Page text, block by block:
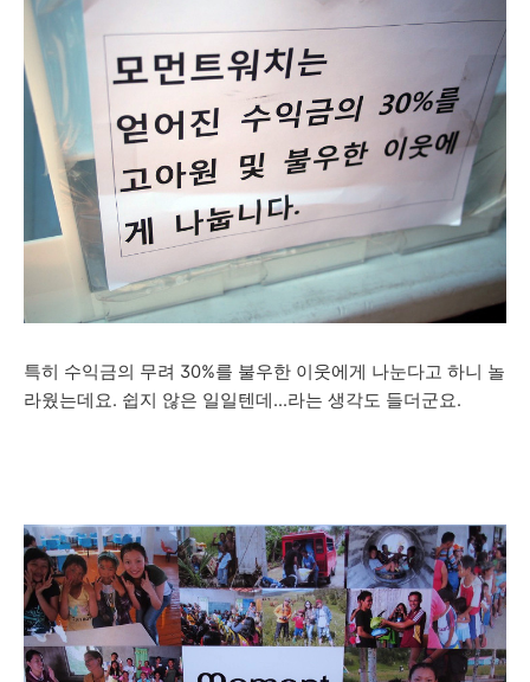
특히 수익금의 무려 30%를 불우한 이웃에게 나눈다고 하니 놀
라웠는데요. 쉽지 않은 일일텐데...라는 생각도 들더군요.